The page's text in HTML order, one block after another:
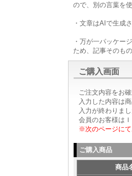
ので、別の言葉を
・文章はAIで生成
・万が一パッケー
ため、記事そのも
ご購入画面
ご注文内容をお
入力した内容は
入力が終わりま
会員のお客様は
※次のページにて
ご購入商品
商品